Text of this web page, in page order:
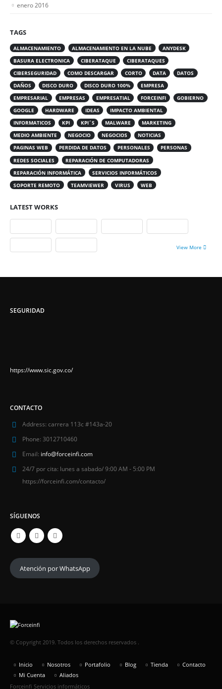
enero 2016
TAGS
ALMACENAMIENTO ALMACENAMIENTO EN LA NUBE
ANYDESK
BASURA ELECTRONICA
CIBERATAQUE
CIBERATAQUES
CIBERSEGURIDAD
COMO DESCARGAR CORTO DATA
DATOS
DAÑOS
DISCO DURO DISCO DURO 100%
EMPRESA
EMPRESARIAL
EMPRESAS EMPRESATIAL FORCEINFI
GOBIERNO
GOOGLE
HARDWARE IDEAS
IMPACTO AMBIENTAL
INFORMATICOS
KPI KPI´S MALWARE
MARKETING
MEDIO AMBIENTE
NEGOCIO NEGOCIOS
NOTICIAS
PAGINAS WEB
PERDIDA DE DATOS PERSONALES
PERSONAS
REDES SOCIALES
REPARACIÓN DE COMPUTADORAS
REPARACIÓN INFORMÁTICA
SERVICIOS INFORMÁTICOS
SOPORTE REMOTO
TEAMVIEWER VIRUS WEB
LATEST WORKS
View More
SEGURIDAD
https://www.sic.gov.co/
CONTACTO
Address: carrera 113c #143a-20
Phone: 3012710460
Email: info@forceinfi.com
24/7 por cita: lunes a sabado/ 9:00 AM - 5:00 PM
https://forceinfi.com/contacto/
SÍGUENOS
Atención por WhatsApp
© Copyright 2019. Todos los derechos reservados .
Inicio Nosotros Portafolio Blog Tienda
Contacto
Mi Cuenta
Aliados
Forceinfi Servicios informáticos